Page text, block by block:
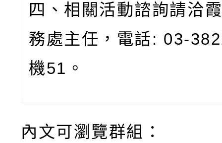
四、相關活動諮詢請洽
務處主任，電話: 03-
機51 。
內文可瀏覽群組：